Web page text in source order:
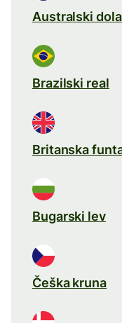
Australski
Brazilski real
Britanska
Bugarski lev
Češka kruna